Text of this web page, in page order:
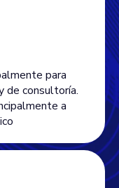
para
de consultoría.
a